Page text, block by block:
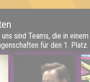
uns sind Teams, die in
für den 1. Platz.